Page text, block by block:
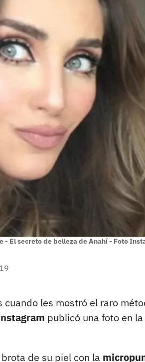
- El secreto de belleza de Anahí - Foto
cuando les mostró el raro
publicó una foto en
de su piel con la